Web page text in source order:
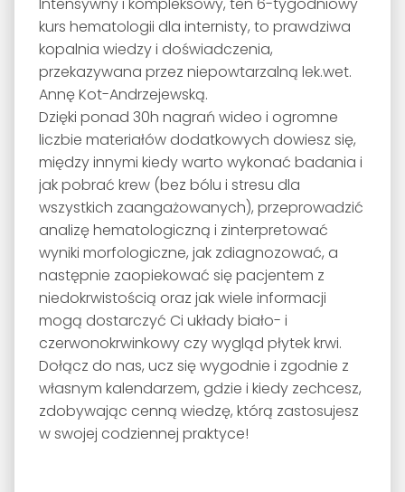
kurs hematologii dla internisty, to prawdziwa
kopalnia wiedzy i doświadczenia,
przekazywana przez niepowtarzalną lek.wet.
Annę Kot-Andrzejewską.
Dzięki ponad 30h nagrań wideo i ogromne
liczbie materiałów dodatkowych dowiesz się,
między innymi kiedy warto wykonać badania i
jak pobrać krew (bez bólu i stresu dla
wszystkich zaangażowanych), przeprowadzić
analizę hematologiczną i zinterpretować
wyniki morfologiczne, jak zdiagnozować, a
następnie zaopiekować się pacjentem z
niedokrwistością oraz jak wiele informacji
mogą dostarczyć Ci układy biało- i
czerwonokrwinkowy czy wygląd płytek krwi.
Dołącz do nas, ucz się wygodnie i zgodnie z
własnym kalendarzem, gdzie i kiedy zechcesz,
zdobywając cenną wiedzę, którą zastosujesz
w swojej codziennej praktyce!